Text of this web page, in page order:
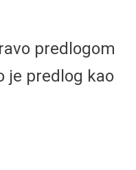
predlogom
je predlog kao